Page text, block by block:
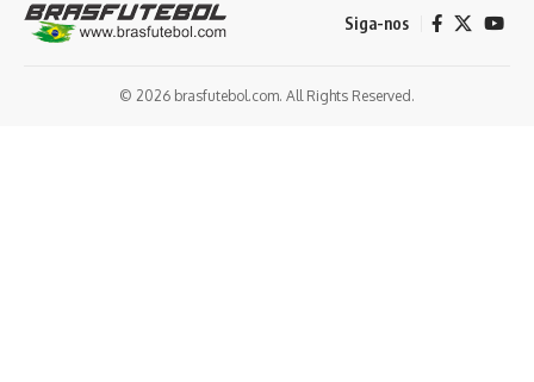
Siga-nos
© 2026 brasfutebol.com. All Rights Reserved.